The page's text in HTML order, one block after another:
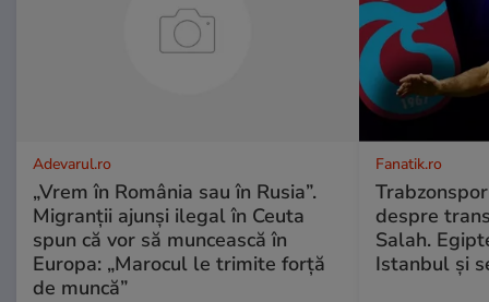
Adevarul.ro
„Vrem în România sau în Rusia”.
Migranții ajunși ilegal în Ceuta
spun că vor să muncească în
Europa: „Marocul le trimite forță
de muncă”
Fanatik.ro
despre
Salah.
Istanbul și